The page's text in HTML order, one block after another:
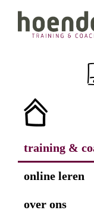
Skip
Skip
Skip
Skip
training &
online leren
over ons